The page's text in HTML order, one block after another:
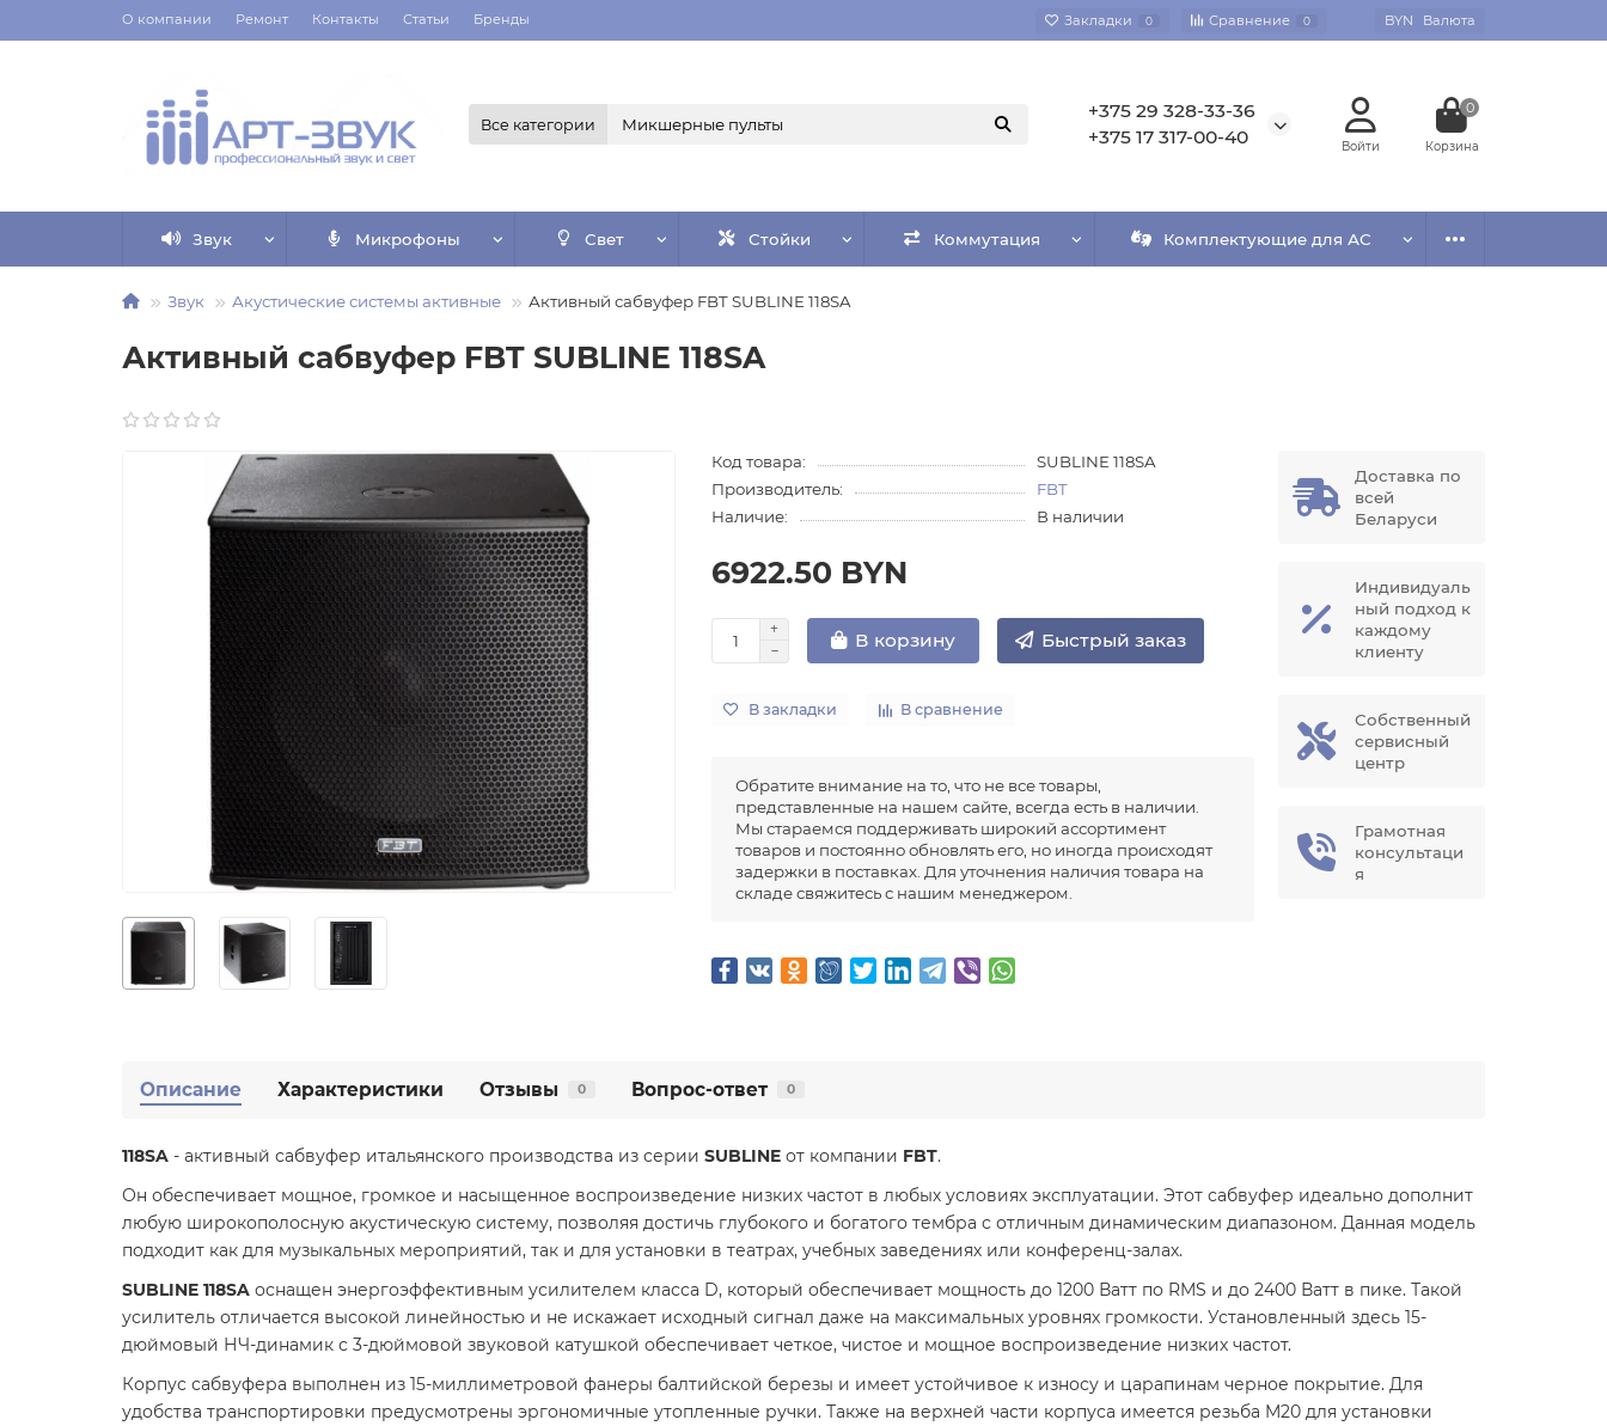
О компании Ремонт Контакты Статьи Бренды Закладки 0 Сравнение 0 BYN Валюта
Все категории
+375 29 328-33-36
+375 17 317-00-40
0
Звук Микрофоны Свет Стойки Коммутация Комплектующие для АС
Звук Акустические системы активные Активный сабвуфер FBT SUBLINE 118SA
Активный сабвуфер FBT SUBLINE 118SA
Код товара:
SUBLINE 118SA
Производитель:
FBT
Наличие:
В наличии
6922.50 BYN
В корзину Быстрый заказ
В закладки В сравнение
Обратите внимание на то, что не все товары,
представленные на нашем сайте, всегда есть в наличии.
Мы стараемся поддерживать широкий ассортимент
товаров и постоянно обновлять его, но иногда происходят
задержки в поставках. Для уточнения наличия товара на
складе свяжитесь с нашим менеджером.
Доставка по
всей
Беларуси
Индивидуаль
ный подход к
каждому
клиенту
Собственный
сервисный
центр
Грамотная
консультаци
я
Описание Характеристики Отзывы 0 Вопрос-ответ 0
118SA - активный сабвуфер итальянского производства из серии SUBLINE от компании FBT.
Он обеспечивает мощное, громкое и насыщенное воспроизведение низких частот в любых условиях эксплуатации. Этот сабвуфер идеально дополнит
любую широкополосную акустическую систему, позволяя достичь глубокого и богатого тембра с отличным динамическим диапазоном. Данная модель
подходит как для музыкальных мероприятий, так и для установки в театрах, учебных заведениях или конференц-залах.
SUBLINE 118SA оснащен энергоэффективным усилителем класса D, который обеспечивает мощность до 1200 Ватт по RMS и до 2400 Ватт в пике. Такой
усилитель отличается высокой линейностью и не искажает исходный сигнал даже на максимальных уровнях громкости. Установленный здесь 15-
дюймовый НЧ-динамик с 3-дюймовой звуковой катушкой обеспечивает четкое, чистое и мощное воспроизведение низких частот.
Корпус сабвуфера выполнен из 15-миллиметровой фанеры балтийской березы и имеет устойчивое к износу и царапинам черное покрытие. Для
удобства транспортировки предусмотрены эргономичные утопленные ручки. Также на верхней части корпуса имеется резьба M20 для установки